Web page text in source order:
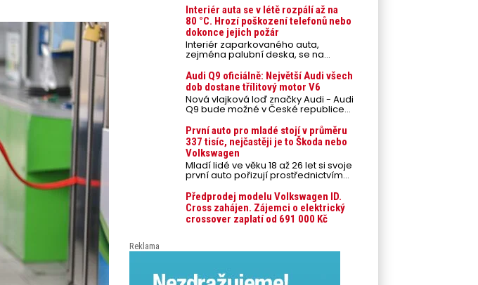
Interiér auta se v létě rozpálí až na
80 °C. Hrozí poškození telefonů nebo
dokonce jejich požár
Interiér zaparkovaného auta,
zejména palubní deska, se na
přímém slunci může během letních
veder rozpálit až na 80 °C. Takové
teploty představují nebezpečí pro
odložené mobilní telefony,
powerbanky nebo notebooky. Můžou
urychlit stárnutí baterií, poškodit
případech i zvýšit riziko požáru.
Audi Q9 oficiálně: Největší Audi všech
dob dostane třílitový motor V6
Nová vlajková loď značky Audi - Audi
Q9 bude možné v České republice
objednávat od prvního srpnového
týdne 2026, kde budou oznámeny
také české ceny.
První auto pro mladé stojí v průměru
337 tisíc, nejčastěji je to Škoda nebo
Volkswagen
Mladí lidé ve věku 18 až 26 let si svoje
první auto pořizují prostřednictvím
úvěrového financování jako ojeté. Je
to tak u 93,3 % lidí, jen 6,7 % si pořídí
nové auto. Průměrná pořizovací
cena vozu dosahuje 337 tisíc korun a
průměrná financovaná částka
posledních 10 let (2016–2026).
Předprodej modelu Volkswagen ID.
Cross zahájen. Zájemci o elektrický
crossover zaplatí od 691 000 Kč
Reklama